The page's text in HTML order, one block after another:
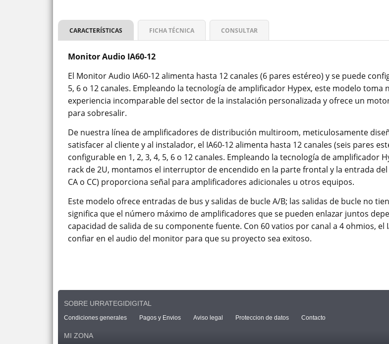
CARACTERÍSTICAS FICHA TÉCNICA CONSULTAR
Monitor Audio IA60-12
El Monitor Audio IA60-12 alimenta hasta 12 canales (6 pares estéreo) y se puede
5, 6 o 12 canales. Empleando la tecnología de amplificador Hypex, este modelo toma
experiencia incomparable del sector de la instalación personalizada y ofrece un
para sobresalir.
De nuestra línea de amplificadores de distribución multiroom, meticulosamente
satisfacer al cliente y al instalador, el IA60-12 alimenta hasta 12 canales (seis pares
configurable en 1, 2, 3, 4, 5, 6 o 12 canales. Empleando la tecnología de amplificador
rack de 2U, montamos el interruptor de encendido en la parte frontal y la entrada del
CA o CC) proporciona señal para amplificadores adicionales u otros equipos.
Este modelo ofrece entradas de bus y salidas de bucle A/B; las salidas de bucle no
significa que el número máximo de amplificadores que se pueden enlazar juntos
capacidad de salida de su componente fuente. Con 60 vatios por canal a 4 ohmios, el
confiar en el audio del monitor para que su proyecto sea exitoso.
SOBRE URRATEGIDIGITAL
Condiciones generales Pagos y Envios Aviso legal Proteccion de datos Contacto
MI ZONA